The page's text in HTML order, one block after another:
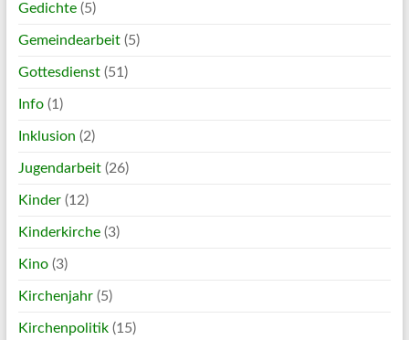
Gedichte(5)
Gemeindearbeit(5)
Gottesdienst(51)
Info(1)
Inklusion (2)
Jugendarbeit(26)
Kinder(12)
Kinderkirche(3)
Kino(3)
Kirchenjahr(5)
Kirchenpolitik(15)